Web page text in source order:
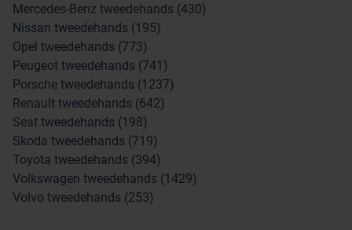
Mercedes-Benz tweedehands (430)
Nissan tweedehands (195)
Opel tweedehands (773)
Peugeot tweedehands (741)
Porsche tweedehands (1237)
Renault tweedehands (642)
Seat tweedehands (198)
Skoda tweedehands (719)
Toyota tweedehands (394)
Volkswagen tweedehands (1429)
Volvo tweedehands (253)